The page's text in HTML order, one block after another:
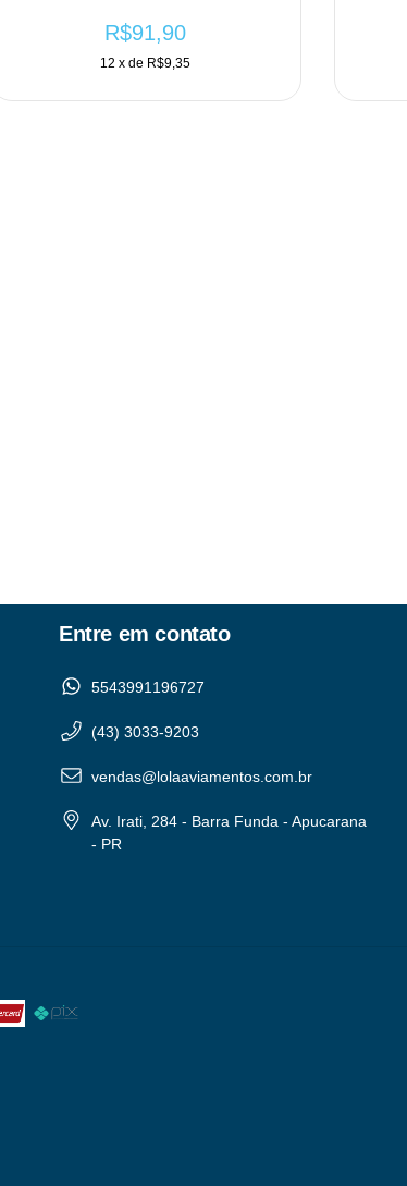
R$91,90
12 x de R$9,35
Entre em contato
5543991196727
(43) 3033-9203
vendas@lolaaviamentos.com.br
Av. Irati, 284 - Barra Funda - Apucarana
- PR